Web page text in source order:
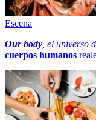
Escena
Our body , el universo
cuerpos humanos